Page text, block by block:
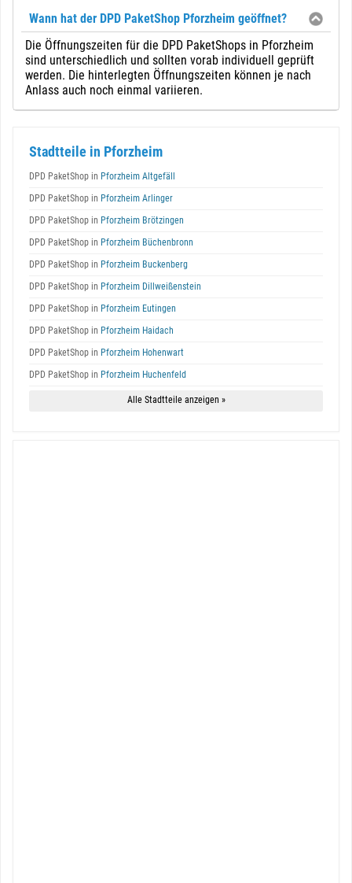
Wann hat der DPD PaketShop Pforzheim geöffnet?
Die Öffnungszeiten für die DPD PaketShops in Pforzheim
sind unterschiedlich und sollten vorab individuell geprüft
werden. Die hinterlegten Öffnungszeiten können je nach
Anlass auch noch einmal variieren.
Stadtteile in Pforzheim
DPD PaketShop in Pforzheim Altgefäll
DPD PaketShop in Pforzheim Arlinger
DPD PaketShop in Pforzheim Brötzingen
DPD PaketShop in Pforzheim Büchenbronn
DPD PaketShop in Pforzheim Buckenberg
DPD PaketShop in Pforzheim Dillweißenstein
DPD PaketShop in Pforzheim Eutingen
DPD PaketShop in Pforzheim Haidach
DPD PaketShop in Pforzheim Hohenwart
DPD PaketShop in Pforzheim Huchenfeld
Alle Stadtteile anzeigen »